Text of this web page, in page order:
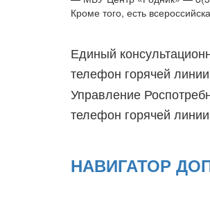
Кроме того, есть
Единый
телефон горячей линии
Управление
телефон горячей линии
НАВИГАТОР